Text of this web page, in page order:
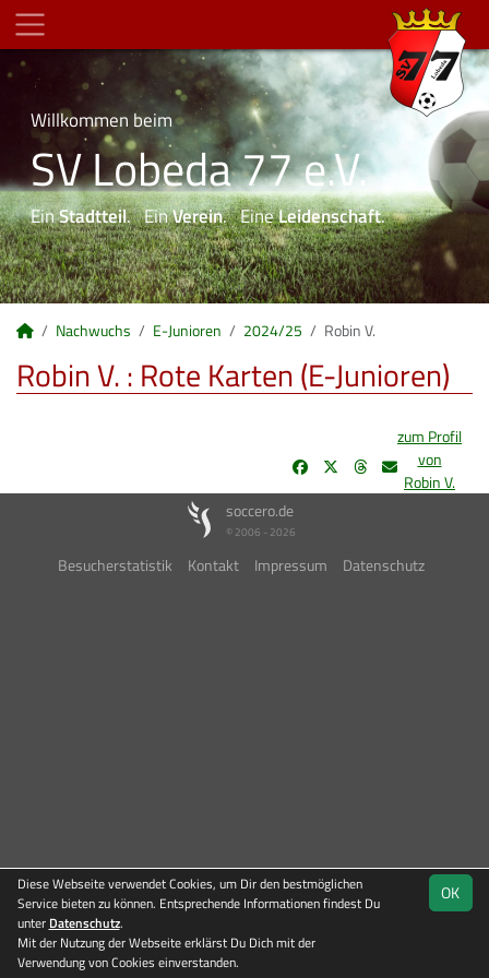
Willkommen beim
SV Lobeda 77 e.V.
EinStadtteil. EinVerein. EineLeidenschaft.
Nachwuchs E-Junioren 2024/25 Robin V.
Robin V. : Rote Karten (E-Junioren)
zum Profil
von
Robin V.
soccero.de
© 2006 - 2026
Besucherstatistik Kontakt Impressum Datenschutz
OK
Diese Webseite verwendet Cookies, um Dir den bestmöglichen
Service bieten zu können. Entsprechende Informationen findest Du
unter Datenschutz.
Mit der Nutzung der Webseite erklärst Du Dich mit der
Verwendung von Cookies einverstanden.